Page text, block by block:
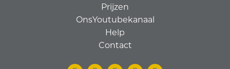
Prijzen
OnsYoutubekanaal
Help
Contact